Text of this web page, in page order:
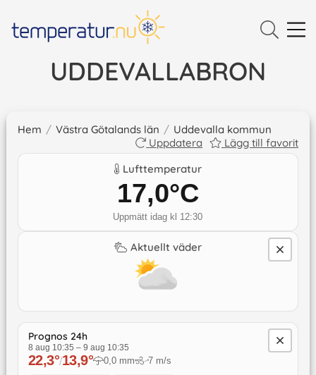
UDDEVALLABRON
Hem / Västra Götalands län / Uddevalla kommun
Uppdatera
Lägg till favorit
Lufttemperatur
17,0°C
Uppmätt idag kl 12:30
Aktuellt väder
Prognos 24h
8 aug 10:35 – 9 aug 10:35
22,3°/13,9° 0,0 mm ↓7 m/s